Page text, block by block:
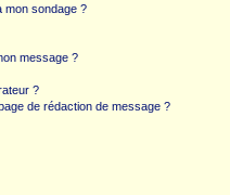
mon sondage ?
message ?
?
de rédaction de message ?